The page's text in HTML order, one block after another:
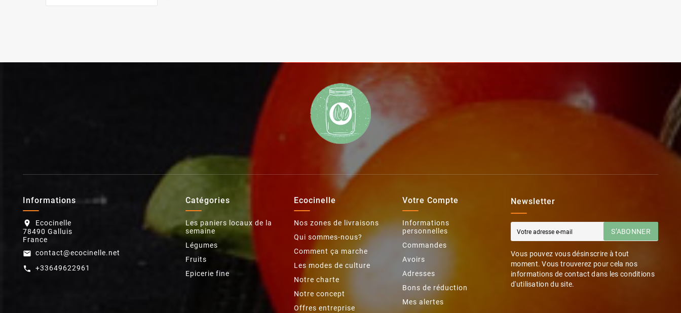
Informations
location_on
Ecocinelle
78490 Galluis
France
email contact@ecocinelle.net
call +33649622961
Catégories
Les paniers locaux de la
semaine
Légumes
Fruits
Epicerie fine
Ecocinelle
Nos zones de livraisons
Qui sommes-nous?
Comment ça marche
Les modes de culture
Notre charte
Notre concept
Offres entreprise
Votre Compte
Informations
personnelles
Commandes
Avoirs
Adresses
Bons de réduction
Mes alertes
Newsletter
S’ABONNER
Vous pouvez vous désinscrire à tout
moment. Vous trouverez pour cela nos
informations de contact dans les conditions
d'utilisation du site.